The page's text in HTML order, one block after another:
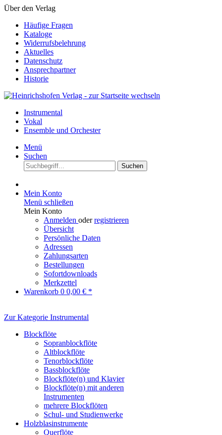
Über den Verlag
Häufige Fragen
Kataloge
Widerrufsbelehrung
Aktuelles
Datenschutz
Ansprechpartner
Historie
Instrumental
Vokal
Ensemble und Orchester
Menü
Suchen
Suchen
Mein Konto
Menü schließen
Mein Konto
Anmelden oderregistrieren
Übersicht
Persönliche Daten
Adressen
Zahlungsarten
Bestellungen
Sofortdownloads
Merkzettel
Warenkorb 0 0,00 € *
Zur Kategorie Instrumental
Blockflöte
Sopranblockflöte
Altblockflöte
Tenorblockflöte
Bassblockflöte
Blockflöte(n) und Klavier
Blockflöte(n) mit anderen
Instrumenten
mehrere Blockflöten
Schul- und Studienwerke
Holzblasinstrumente
Querflöte